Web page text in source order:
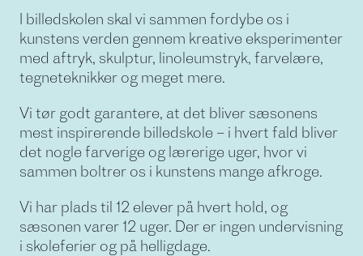
I billedskolen skal vi sammen fordybe os i
kunstens verden gennem kreative eksperimenter
med aftryk, skulptur, linoleumstryk, farvelære,
tegneteknikker og meget mere.
Vi tør godt garantere, at det bliver sæsonens
mest inspirerende billedskole – i hvert fald bliver
det nogle farverige og lærerige uger, hvor vi
sammen boltrer os i kunstens mange afkroge.
Vi har plads til 12 elever på hvert hold, og
sæsonen varer 12 uger. Der er ingen undervisning
i skoleferier og på helligdage.